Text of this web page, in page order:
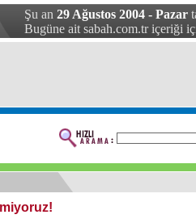
Şu an 29 Ağustos 2004 - Pazar
Bugüne ait sabah.com.tr içeriği